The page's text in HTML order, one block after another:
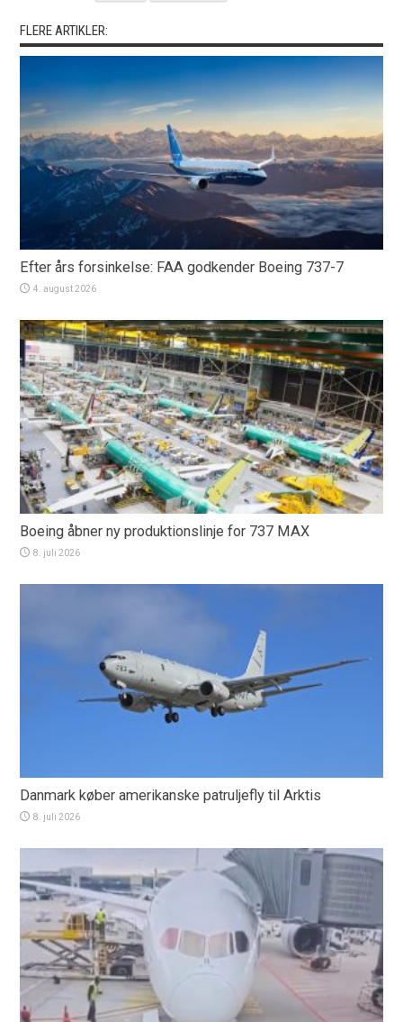
FLERE ARTIKLER:
Efter års forsinkelse: FAA godkender Boeing 737-7
4. august 2026
Boeing åbner ny produktionslinje for 737 MAX
8. juli 2026
Danmark køber amerikanske patruljefly til Arktis
8. juli 2026